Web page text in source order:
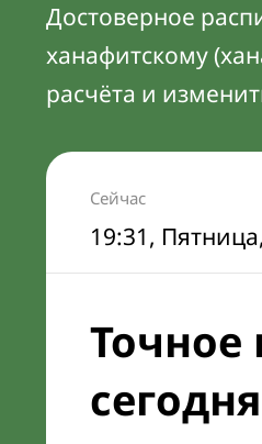
Достоверное
ханафитскому
расчёта и
Сейчас
19:31,
сегодня